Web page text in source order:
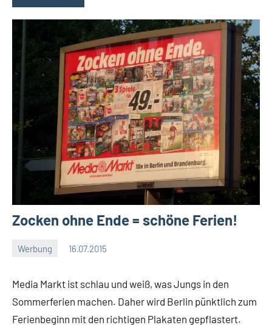
Zocken ohne Ende = schöne Ferien!
Werbung 16.07.2015
Media Markt ist schlau und weiß, was Jungs in den
Sommerferien machen. Daher wird Berlin pünktlich zum
Ferienbeginn mit den richtigen Plakaten gepflastert.